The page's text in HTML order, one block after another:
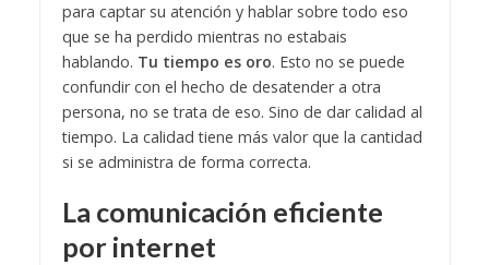
para captar su atención y hablar sobre todo eso
que se ha perdido mientras no estabais
hablando. Tu tiempo es oro. Esto no se puede
confundir con el hecho de desatender a otra
persona, no se trata de eso. Sino de dar calidad al
tiempo. La calidad tiene más valor que la cantidad
si se administra de forma correcta.
La comunicación eficiente
por internet